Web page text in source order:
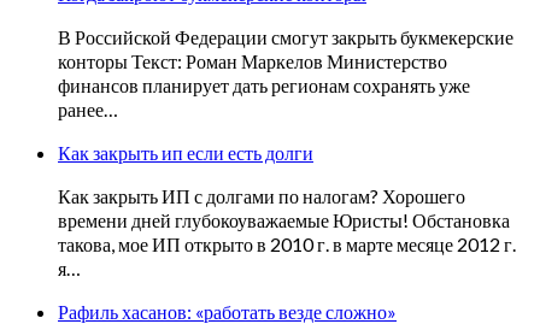
В Российской Федерации смогут закрыть букмекерские
конторы Текст: Роман Маркелов Министерство
финансов планирует дать регионам сохранять уже
ранее…
Как закрыть ип если есть долги
Как закрыть ИП с долгами по налогам? Хорошего
времени дней глубокоуважаемые Юристы! Обстановка
такова, мое ИП открыто в 2010 г. в марте месяце 2012 г.
я…
Рафиль хасанов: «работать везде сложно»